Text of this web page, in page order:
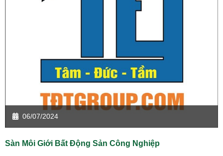
06/07/2024
Sàn Môi Giới Bất Động Sản Công Nghiệp